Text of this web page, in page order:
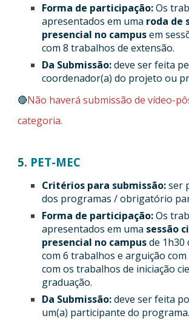
Forma de participação:Os
apresentados em uma roda de
presencial no campusem
com 8 trabalhos de extensão.
Da Submissão:deve ser feita
coordenador(a) do projeto ou
🔴Não haverá submissão de vídeo-
categoria.
5. PET-MEC
Critérios para submissão:ser
dos programas / obrigatório
Forma de participação:Os
apresentados em uma sessão
presencial no campusde 1h30
com 6 trabalhos e arguição
com os trabalhos de iniciação
graduação.
Da Submissão:deve ser feita
um(a) participante do programa.